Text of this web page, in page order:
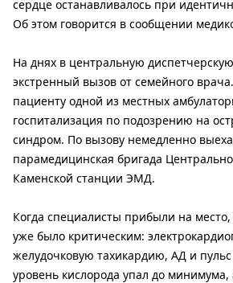
сердце останавливалось при
Об этом говорится в сообщении
На днях в центральную
экстренный вызов от семейного
пациенту одной из местных
госпитализация по подозрению на
синдром. По вызову немедленно
парамедицинская бригада
Каменской станции ЭМД.
Когда специалисты прибыли на
уже было критическим:
желудочковую тахикардию, АД и
уровень кислорода упал до